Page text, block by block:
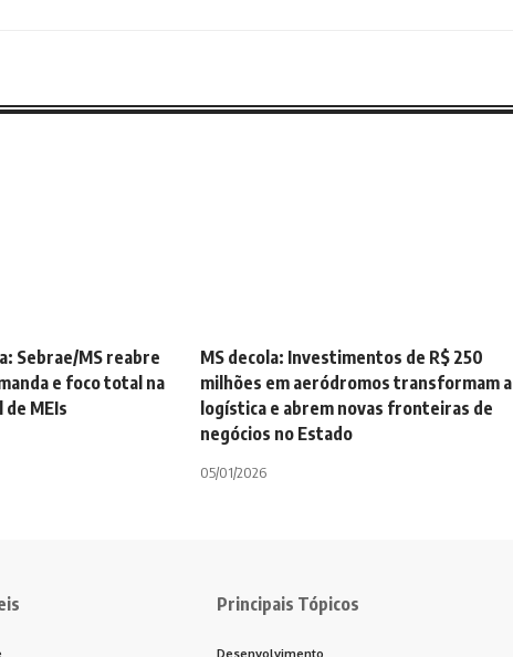
Sebrae/MS reabre
e foco total na
MEIs
MS decola: Investimentos de R$ 250
milhões em aeródromos transformam a
logística e abrem novas fronteiras de
negócios no Estado
05/01/2026
Principais Tópicos
Desenvolvimento